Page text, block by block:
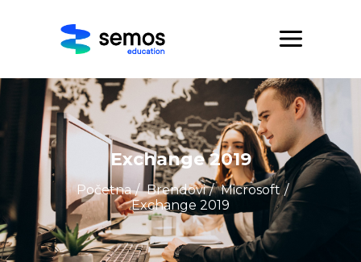
Exchange 2019
Početna / Brendovi / Microsoft /
Exchange 2019